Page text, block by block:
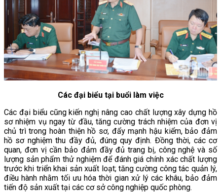
Các đại biểu tại buổi làm việc
Các đại biểu cũng kiến nghị nâng cao chất lượng xây dựng hồ
sơ nhiệm vụ ngay từ đầu, tăng cường trách nhiệm của đơn vị
chủ trì trong hoàn thiện hồ sơ, đẩy mạnh hậu kiểm, bảo đảm
hồ sơ nghiệm thu đầy đủ, đúng quy định. Đồng thời, các cơ
quan, đơn vị cần bảo đảm đầy đủ trang bị, công nghệ và số
lượng sản phẩm thử nghiệm để đánh giá chính xác chất lượng
trước khi triển khai sản xuất loạt; tăng cường công tác quản lý,
điều hành nhằm tối ưu hóa thời gian xử lý các khâu, bảo đảm
tiến độ sản xuất tại các cơ sở công nghiệp quốc phòng.